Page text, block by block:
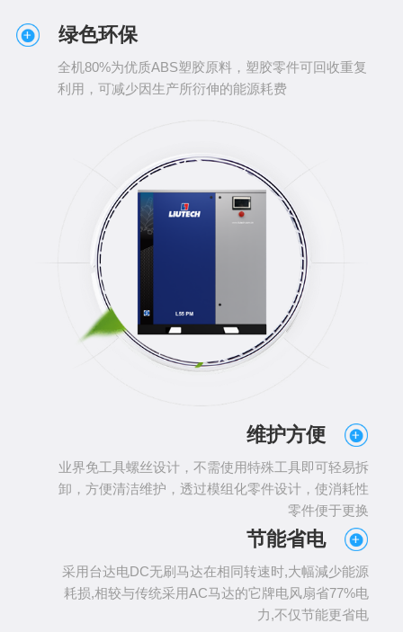
绿色环保
全机80%为优质ABS塑胶原料，塑胶零件可回收重复
利用，可减少因生产所衍伸的能源耗费
维护方便
业界免工具螺丝设计，不需使用特殊工具即可轻易拆
卸，方便清洁维护，透过模组化零件设计，使消耗性
零件便于更换
节能省电
采用台达电DC无刷马达在相同转速时,大幅減少能源
耗损,相较与传统采用AC马达的它牌电风扇省77%电
力,不仅节能更省电